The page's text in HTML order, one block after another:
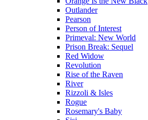
Outlander
Pearson
Person of Interest
Primeval: New World
Prison Break: Sequel
Red Widow
Revolution
Rise of the Raven
River
Rizzoli & Isles
Rogue
Rosemary's Baby